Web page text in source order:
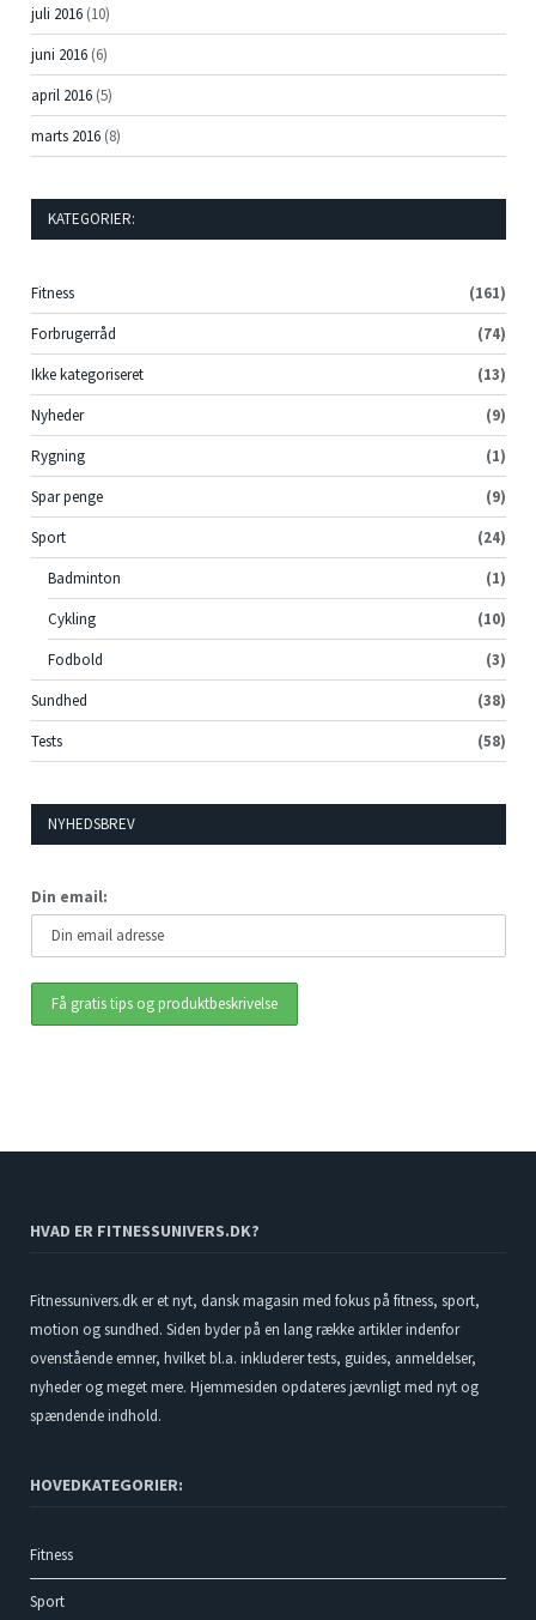
juli 2016 (10)
juni 2016 (6)
april 2016 (5)
marts 2016 (8)
KATEGORIER:
Fitness
(161)
Forbrugerråd
(74)
Ikke kategoriseret
(13)
Nyheder
(9)
Rygning
(1)
Spar penge
(9)
Sport
(24)
Badminton
(1)
Cykling
(10)
Fodbold
(3)
Sundhed
(38)
Tests
(58)
NYHEDSBREV
Din email:
HVAD ER FITNESSUNIVERS.DK?
Fitnessunivers.dk er et nyt, dansk magasin med fokus på fitness, sport,
motion og sundhed. Siden byder på en lang række artikler indenfor
ovenstående emner, hvilket bl.a. inkluderer tests, guides, anmeldelser,
nyheder og meget mere. Hjemmesiden opdateres jævnligt med nyt og
spændende indhold.
HOVEDKATEGORIER:
Fitness
Sport